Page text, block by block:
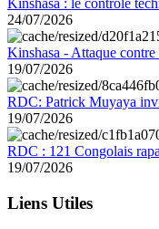
24/07/2026
Kinshasa - Attaque contre
19/07/2026
RDC: Patrick Muyaya
19/07/2026
RDC : 121 Congolais
19/07/2026
Liens Utiles